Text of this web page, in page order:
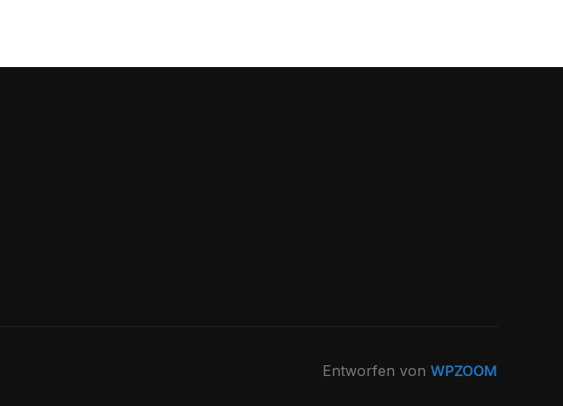
Entworfen von WPZOOM